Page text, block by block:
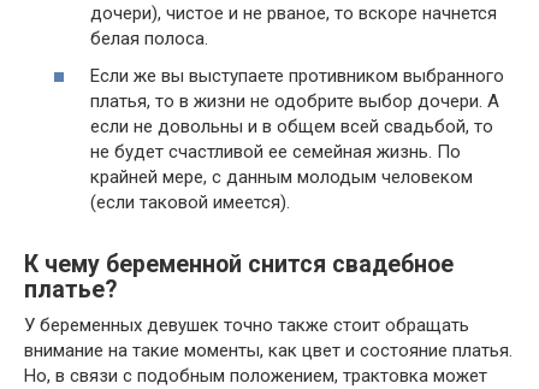
дочери), чистое и не рваное, то вскоре начнется
белая полоса.
Если же вы выступаете противником выбранного
платья, то в жизни не одобрите выбор дочери. А
если не довольны и в общем всей свадьбой, то
не будет счастливой ее семейная жизнь. По
крайней мере, с данным молодым человеком
(если таковой имеется).
К чему беременной снится свадебное
платье?
У беременных девушек точно также стоит обращать
внимание на такие моменты, как цвет и состояние платья.
Но, в связи с подобным положением, трактовка может